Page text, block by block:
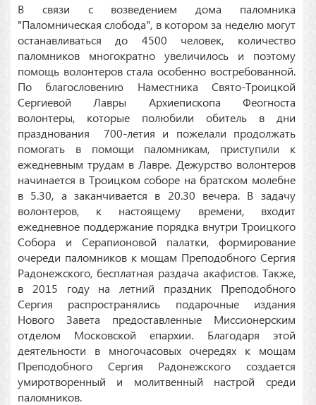
В связи с возведением дома паломника
"Паломническая слобода", в котором за неделю могут
останавливаться до 4500 человек, количество
паломников многократно увеличилось и поэтому
помощь волонтеров стала особенно востребованной.
По благословению Наместника Свято-Троицкой
Сергиевой Лавры Архиепископа Феогноста
волонтеры, которые полюбили обитель в дни
празднования 700-летия и пожелали продолжать
помогать в помощи паломникам, приступили к
ежедневным трудам в Лавре. Дежурство волонтеров
начинается в Троицком соборе на братском молебне
в 5.30, а заканчивается в 20.30 вечера. В задачу
волонтеров, к настоящему времени, входит
ежедневное поддержание порядка внутри Троицкого
Собора и Серапионовой палатки, формирование
очереди паломников к мощам Преподобного Сергия
Радонежского, бесплатная раздача акафистов. Также,
в 2015 году на летний праздник Преподобного
Сергия распространялись подарочные издания
Нового Завета предоставленные Миссионерским
отделом Московской епархии. Благодаря этой
деятельности в многочасовых очередях к мощам
Преподобного Сергия Радонежского создается
умиротворенный и молитвенный настрой среди
паломников.